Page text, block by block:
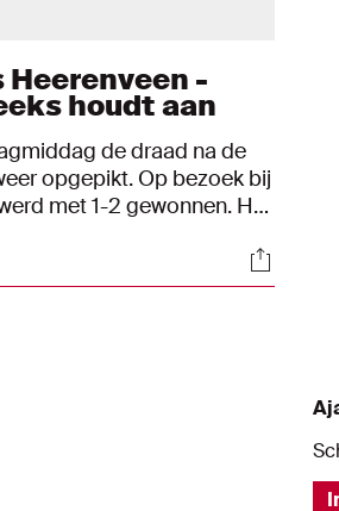
-
houdt aan
de draad na de
opgepikt. Op bezoek bij
met 1-2 gewonnen. Het
(alle competities) op
zijn ze nu 23
Socials